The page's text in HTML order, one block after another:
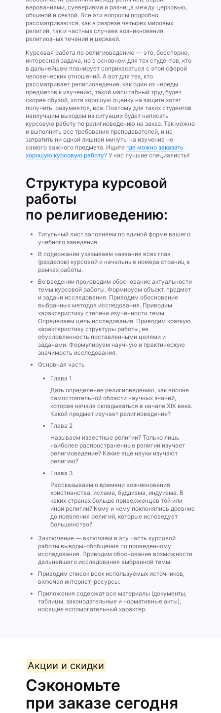
верованиями, суевериями и разница между церковью,
общиной и сектой. Все эти вопросы подробно
рассматриваются, как в разрезе четырех мировых
религий, так и частных случаев возникновения
религиозных течений и церквей.
Курсовая работа по религиоведению — это, бесспорно,
интересная задача, но в основном для тех студентов, кто
в дальнейшем планирует соприкасаться с этой сферой
человеческих отношений. А вот для тех, кто
рассматривает религиоведение, как один из череды
предметов к изучению, такой масштабный труд будет
скорее обузой, хотя хорошую оценку на защите хотят
получить, разумеется, все. Поэтому для таких студентов
наилучшим выходом из ситуации будет написать
курсовую работу по религиоведению на заказ. Так можно
и выполнить все требования преподавателей, и не
затратить ни одной лишней минуты на изучение не
самого важного предмета. Ищите где можно заказать
хорошую курсовую работу‌? У нас лучшие специалисты!
Структура курсовой
работы
по религиоведению:
Титульный лист заполняем по единой форме вашего
учебного заведения.
В содержании указываем названия всех глав
(разделов) курсовой и начальные номера страниц в
рамках работы.
Во введении производим обоснование актуальности
темы курсовой работы. Формируем объект, предмет
и задачи исследования. Приводим обоснование
выбранных методов исследования. Приводим
характеристику степени изученности темы.
Определяем цель исследования. Приводим краткую
характеристику структуры работы, ее
обусловленность поставленными целями и
задачами. Формулируем научную и практическую
значимость исследования.
Основная часть
Глава 1
Дать определение религиоведению, как вполне
самостоятельной области научных знаний,
которая начала складываться в начале XIX века.
Какой предмет изучает религиоведение?
Глава 2
Называем известные религии? Только лишь
наиболее распространенные религии изучает
религиоведение? Какие еще науки изучают
религию?
Глава 3
Рассказываем о времени возникновения
христианства, ислама, буддизма, индуизма. В
каких странах больше приверженцев той или
иной религии? Кому и чему поклонялись древние
до появления религий, которые исповедует
большинство?
Заключение — включаем в эту часть курсовой
работы выводы-обобщения по проведенному
исследования. Приводим обоснование возможности
дальнейшего исследования выбранной темы.
Приводим список всех используемых источников,
включая интернет-ресурсы.
Приложения содержат все материалы (документы,
таблицы, законодательные и нормативные акты),
носящие вспомогательный характер.
Акции и скидки
Сэкономьте
при заказе сегодня